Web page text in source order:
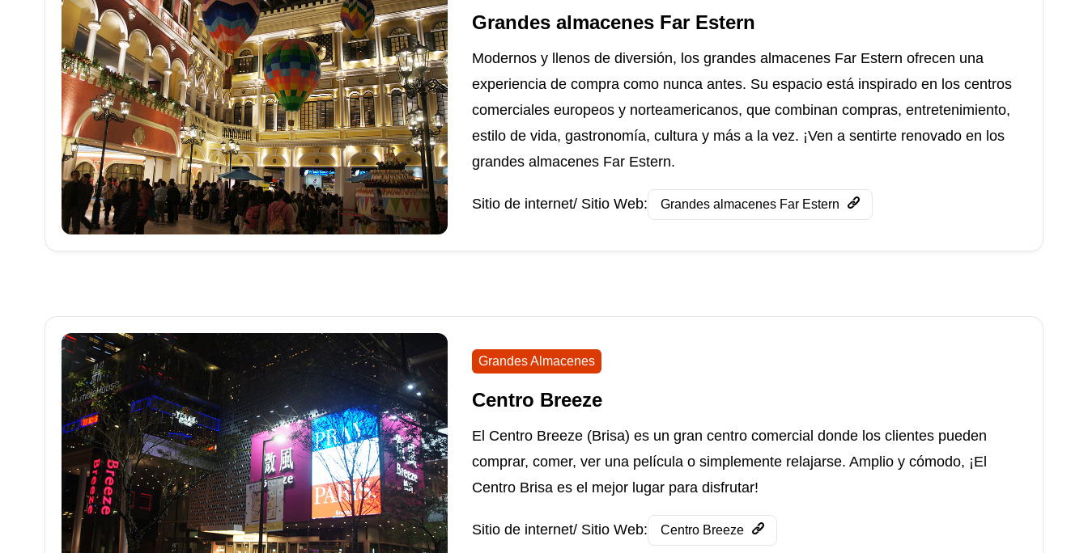
Grandes almacenes Far Estern
Modernos y llenos de diversión, los grandes almacenes Far Estern ofrecen una
experiencia de compra como nunca antes. Su espacio está inspirado en los centros
comerciales europeos y norteamericanos, que combinan compras, entretenimiento,
estilo de vida, gastronomía, cultura y más a la vez. ¡Ven a sentirte renovado en los
grandes almacenes Far Estern.
Sitio de internet/ Sitio Web: Grandes almacenes Far Estern
Grandes Almacenes
Centro Breeze
El Centro Breeze (Brisa) es un gran centro comercial donde los clientes pueden
comprar, comer, ver una película o simplemente relajarse. Amplio y cómodo, ¡El
Centro Brisa es el mejor lugar para disfrutar!
Sitio de internet/ Sitio Web: Centro Breeze